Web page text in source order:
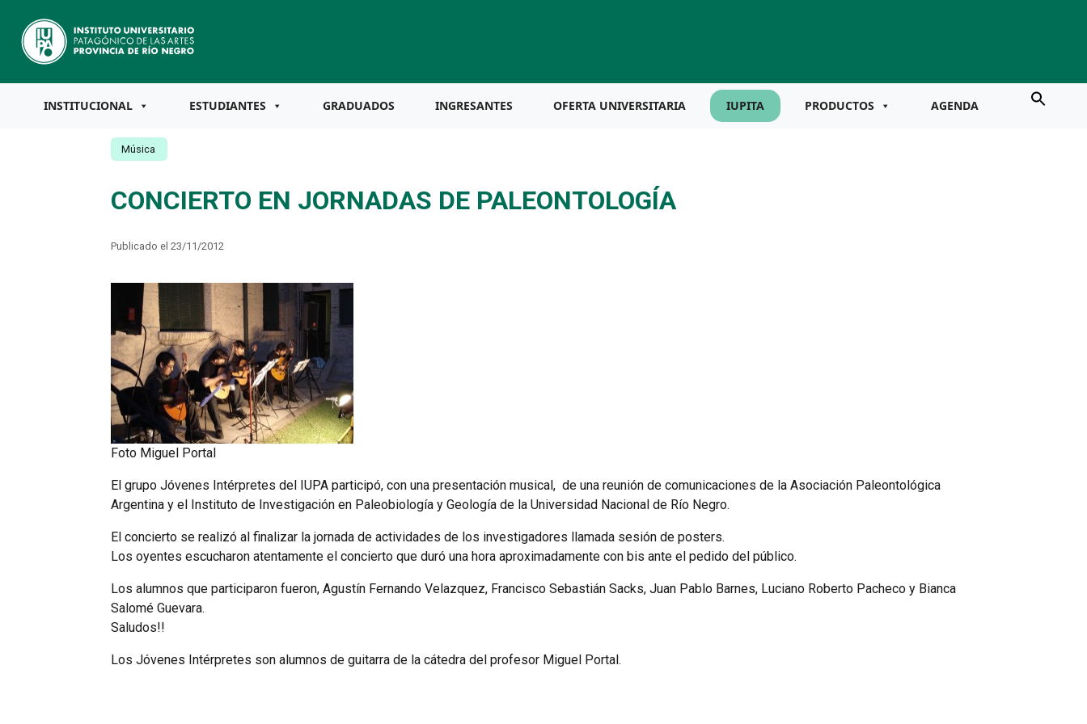
INSTITUCIONAL ESTUDIANTES GRADUADOS INGRESANTES OFERTA UNIVERSITARIA IUPITA PRODUCTOS AGENDA
Música
CONCIERTO EN JORNADAS DE PALEONTOLOGÍA
Publicado el 23/11/2012
Foto Miguel Portal
El grupo Jóvenes Intérpretes del IUPA participó, con una presentación musical, de una reunión de comunicaciones de la Asociación Paleontológica
Argentina y el Instituto de Investigación en Paleobiología y Geología de la Universidad Nacional de Río Negro.
El concierto se realizó al finalizar la jornada de actividades de los investigadores llamada sesión de posters.
Los oyentes escucharon atentamente el concierto que duró una hora aproximadamente con bis ante el pedido del público.
Los alumnos que participaron fueron, Agustín Fernando Velazquez, Francisco Sebastián Sacks, Juan Pablo Barnes, Luciano Roberto Pacheco y Bianca
Salomé Guevara.
Saludos!!
Los Jóvenes Intérpretes son alumnos de guitarra de la cátedra del profesor Miguel Portal.